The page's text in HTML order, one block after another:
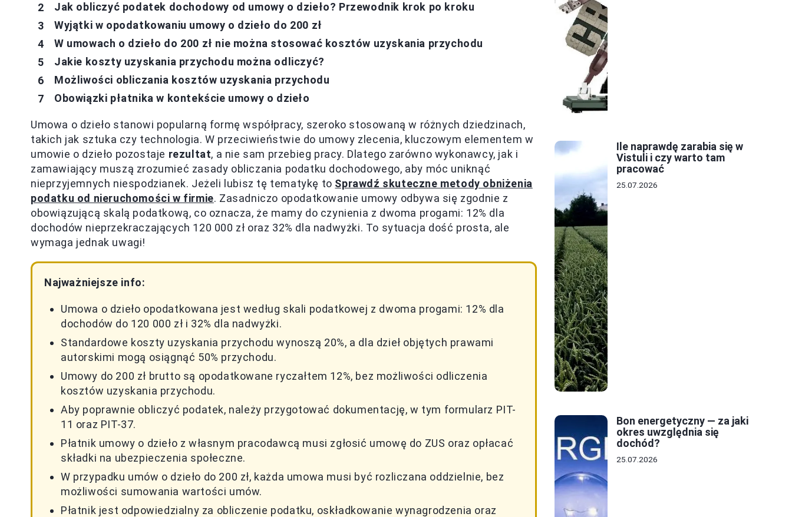
Jak obliczyć podatek dochodowy od umowy o dzieło? Przewodnik krok po kroku
Wyjątki w opodatkowaniu umowy o dzieło do 200 zł
W umowach o dzieło do 200 zł nie można stosować kosztów uzyskania przychodu
Jakie koszty uzyskania przychodu można odliczyć?
Możliwości obliczania kosztów uzyskania przychodu
Obowiązki płatnika w kontekście umowy o dzieło
Umowa o dzieło stanowi popularną formę współpracy, szeroko stosowaną w różnych dziedzinach,
takich jak sztuka czy technologia. W przeciwieństwie do umowy zlecenia, kluczowym elementem w
umowie o dzieło pozostaje rezultat, a nie sam przebieg pracy. Dlatego zarówno wykonawcy, jak i
zamawiający muszą zrozumieć zasady obliczania podatku dochodowego, aby móc uniknąć
nieprzyjemnych niespodzianek. Jeżeli lubisz tę tematykę to Sprawdź skuteczne metody obniżenia
podatku od nieruchomości w firmie. Zasadniczo opodatkowanie umowy odbywa się zgodnie z
obowiązującą skalą podatkową, co oznacza, że mamy do czynienia z dwoma progami: 12% dla
dochodów nieprzekraczających 120 000 zł oraz 32% dla nadwyżki. To sytuacja dość prosta, ale
wymaga jednak uwagi!
Najważniejsze info:
Umowa o dzieło opodatkowana jest według skali podatkowej z dwoma progami: 12% dla
dochodów do 120 000 zł i 32% dla nadwyżki.
Standardowe koszty uzyskania przychodu wynoszą 20%, a dla dzieł objętych prawami
autorskimi mogą osiągnąć 50% przychodu.
Umowy do 200 zł brutto są opodatkowane ryczałtem 12%, bez możliwości odliczenia
kosztów uzyskania przychodu.
Aby poprawnie obliczyć podatek, należy przygotować dokumentację, w tym formularz PIT-
11 oraz PIT-37.
Płatnik umowy o dzieło z własnym pracodawcą musi zgłosić umowę do ZUS oraz opłacać
składki na ubezpieczenia społeczne.
W przypadku umów o dzieło do 200 zł, każda umowa musi być rozliczana oddzielnie, bez
możliwości sumowania wartości umów.
Płatnik jest odpowiedzialny za obliczenie podatku, oskładkowanie wynagrodzenia oraz
Ile naprawdę zarabia się w
Vistuli i czy warto tam
pracować
25.07.2026
Bon energetyczny — za jaki
okres uwzględnia się
dochód?
25.07.2026